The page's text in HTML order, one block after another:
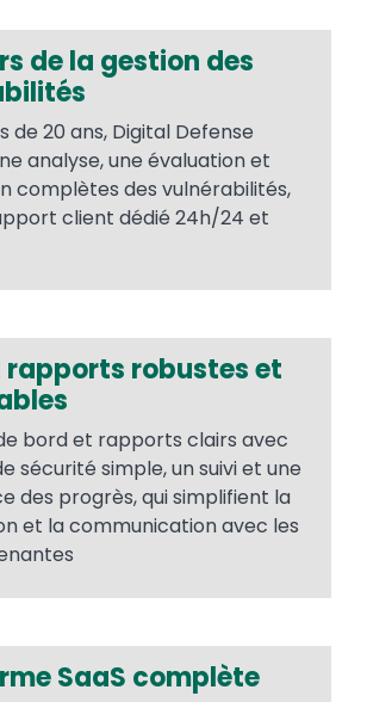
de la gestion des
de 20 ans, Digital Defense
analyse, une évaluation et
complètes des vulnérabilités,
client dédié 24h/24 et
rapports robustes et
bord et rapports clairs avec
sécurité simple, un suivi et une
des progrès, qui simplifient la
et la communication avec les
SaaS complète